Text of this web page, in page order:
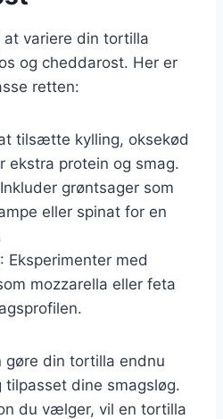
at variere din tortilla
og cheddarost. Her er
retten:
tilsætte kylling, oksekød
ekstra protein og smag.
grøntsager som
eller spinat for en
: Eksperimenter med
mozzarella eller feta
gøre din tortilla endnu
dine smagsløg.
du vælger, vil en tortilla